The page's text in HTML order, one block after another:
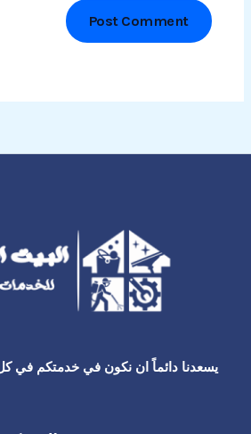
يسعدنا دائماً ان نكون في خدمتكم في